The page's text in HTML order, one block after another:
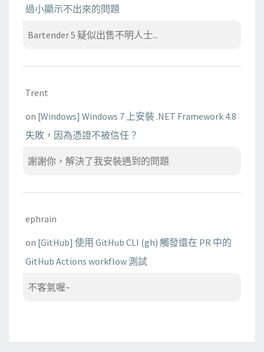
過小顯示不出來的問題
Bartender 5 疑似出售不明人士...
Trent
on [Windows] Windows 7 上安裝 .NET Framework 4.8
失敗，因為憑證不被信任？
謝謝你，解決了我安裝遇到的問題
ephrain
on [GitHub] 使用 GitHub CLI (gh) 觸發還在 PR 中的
GitHub Actions workflow 測試
不客氣喔~